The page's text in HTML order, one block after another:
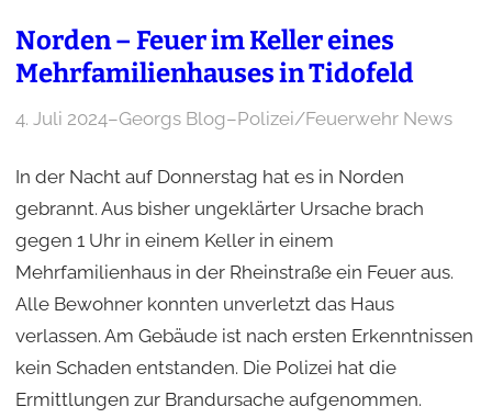
Norden – Feuer im Keller eines
Mehrfamilienhauses in Tidofeld
4. Juli 2024–Georgs Blog–Polizei/Feuerwehr News
In der Nacht auf Donnerstag hat es in Norden
gebrannt. Aus bisher ungeklärter Ursache brach
gegen 1 Uhr in einem Keller in einem
Mehrfamilienhaus in der Rheinstraße ein Feuer aus.
Alle Bewohner konnten unverletzt das Haus
verlassen. Am Gebäude ist nach ersten Erkenntnissen
kein Schaden entstanden. Die Polizei hat die
Ermittlungen zur Brandursache aufgenommen.